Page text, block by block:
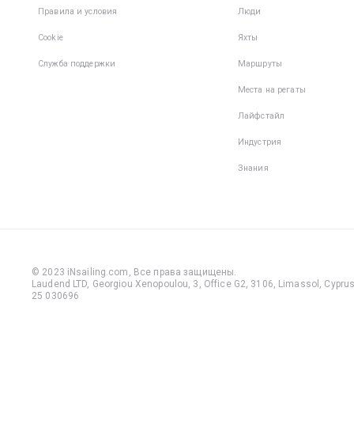
Правила и условия
Cookie
Служба поддержки
Люди
Яхты
Маршруты
Места на регаты
Лайфстайл
Индустрия
Знания
© 2023 iNsailing.com, Все права защищены.
Laudend LTD, Georgiou Xenopoulou, 3, Office G2, 3106, Limassol,
25 030696